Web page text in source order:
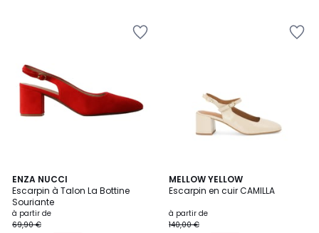
ENZA NUCCI
Escarpin à Talon La Bottine
Souriante
à partir de
69,90 €
5
Couleurs
MELLOW YELLOW
Escarpin en cuir CAMILLA
à partir de
140,00 €
4
Couleurs